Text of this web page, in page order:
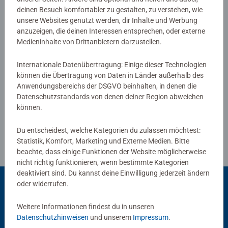
0/0
Verfasse eine Bewertung
Richtlinien für Bewertungen
Beliebte Auswahl
deinen Besuch komfortabler zu gestalten, zu verstehen, wie
unsere Websites genutzt werden, dir Inhalte und Werbung
anzuzeigen, die deinen Interessen entsprechen, oder externe
Medieninhalte von Drittanbietern darzustellen.
Internationale Datenübertragung: Einige dieser Technologien
können die Übertragung von Daten in Länder außerhalb des
Anwendungsbereichs der DSGVO beinhalten, in denen die
Datenschutzstandards von denen deiner Region abweichen
können.
Du entscheidest, welche Kategorien du zulassen möchtest:
Statistik, Komfort, Marketing und Externe Medien. Bitte
beachte, dass einige Funktionen der Website möglicherweise
nicht richtig funktionieren, wenn bestimmte Kategorien
deaktiviert sind. Du kannst deine Einwilligung jederzeit ändern
oder widerrufen.
Weitere Informationen findest du in unseren
Datenschutzhinweisen und unserem Impressum.